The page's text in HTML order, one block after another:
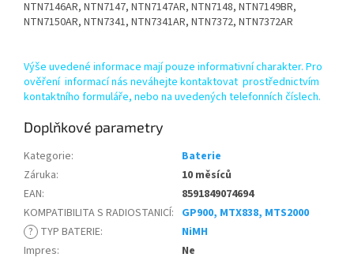
NTN7146AR, NTN7147, NTN7147AR, NTN7148, NTN7149BR,
NTN7150AR, NTN7341, NTN7341AR, NTN7372, NTN7372AR
Výše uvedené informace mají pouze informativní charakter. Pro
ověření informací nás neváhejte kontaktovat prostřednictvím
kontaktního formuláře, nebo na uvedených telefonních číslech.
Doplňkové parametry
Kategorie:
Baterie
Záruka:
10 měsíců
EAN:
8591849074694
KOMPATIBILITA S RADIOSTANICÍ: GP900, MTX838, MTS2000
? TYP BATERIE:
NiMH
Impres:
Ne